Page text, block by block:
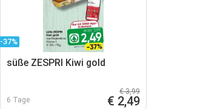
-37%
süße ZESPRI Kiwi gold
6 Tage
€ 3,99
€ 2,49